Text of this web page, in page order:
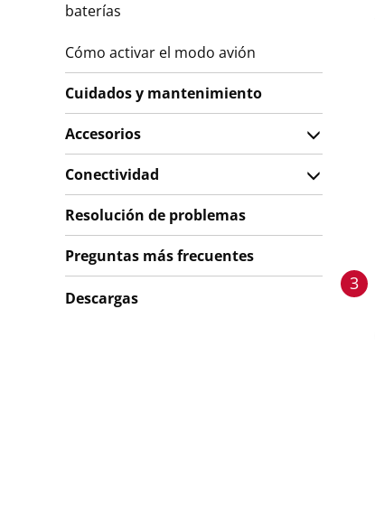
3
baterías
Cómo activar el modo avión
Cuidados y mantenimiento
Accesorios
Conectividad
Resolución de problemas
Preguntas más frecuentes
Descargas